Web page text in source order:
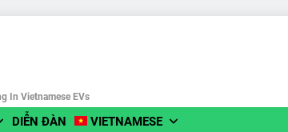
In Vietnamese EVs
DIỄN ĐÀN VIETNAMESE